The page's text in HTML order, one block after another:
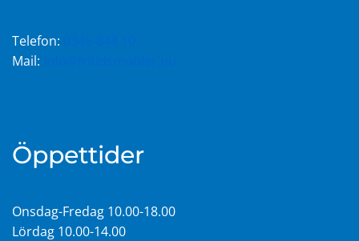
Telefon:
Mail:
Öppettider
Onsdag-Fredag 10.00-18.00
Lördag 10.00-14.00